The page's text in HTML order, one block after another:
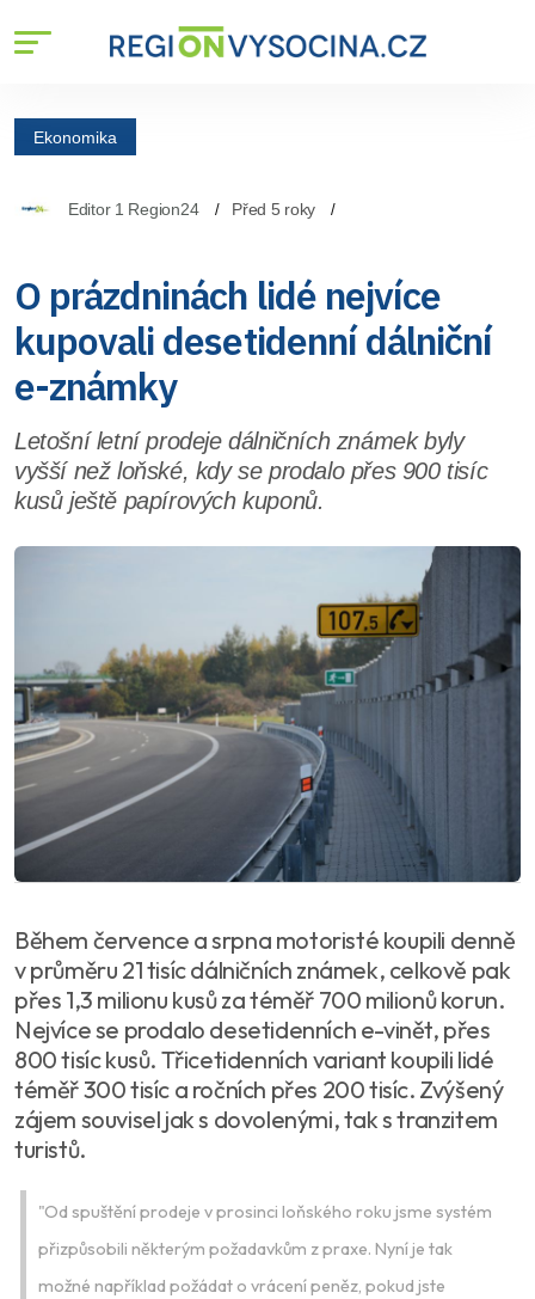
Ekonomika
Editor 1 Region24 Před 5 roky
O prázdninách lidé nejvíce
kupovali desetidenní dálniční
e-známky
Letošní letní prodeje dálničních známek byly
vyšší než loňské, kdy se prodalo přes 900 tisíc
kusů ještě papírových kuponů.
Během července a srpna motoristé koupili denně
v průměru 21 tisíc dálničních známek, celkově pak
přes 1,3 milionu kusů za téměř 700 milionů korun.
Nejvíce se prodalo desetidenních e-vinět, přes
800 tisíc kusů. Třicetidenních variant koupili lidé
téměř 300 tisíc a ročních přes 200 tisíc. Zvýšený
zájem souvisel jak s dovolenými, tak s tranzitem
turistů.
"Od spuštění prodeje v prosinci loňského roku jsme systém
přizpůsobili některým požadavkům z praxe. Nyní je tak
možné například požádat o vrácení peněz, pokud jste